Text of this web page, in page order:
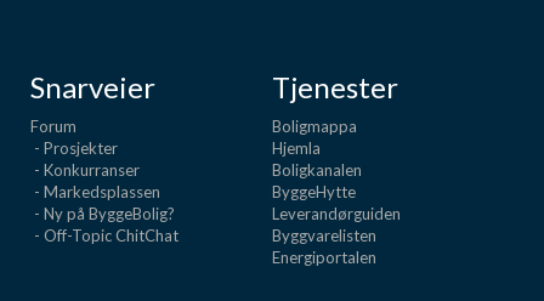
Snarveier
Forum
- Prosjekter
- Konkurranser
- Markedsplassen
- Ny på ByggeBolig?
- Off-Topic ChitChat
Tjenester
Boligmappa
Hjemla
Boligkanalen
ByggeHytte
Leverandørguiden
Byggvarelisten
Energiportalen